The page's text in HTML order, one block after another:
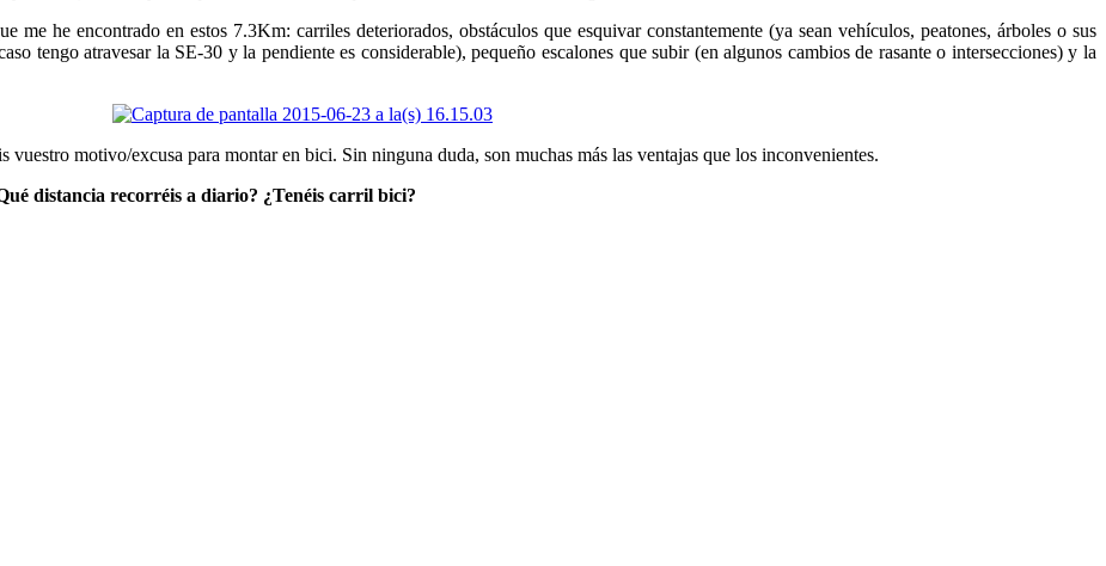
me he encontrado en estos 7.3Km: carriles deteriorados, obstáculos que esquivar constantemente (ya sean vehículos, peatones, árboles o sus
tengo atravesar la SE-30 y la pendiente es considerable), pequeño escalones que subir (en algunos cambios de rasante o intersecciones) y la
vuestro motivo/excusa para montar en bici. Sin ninguna duda, son muchas más las ventajas que los inconvenientes.
distancia recorréis a diario? ¿Tenéis carril bici?